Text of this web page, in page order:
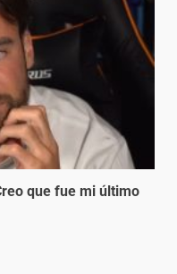
que fue mi último